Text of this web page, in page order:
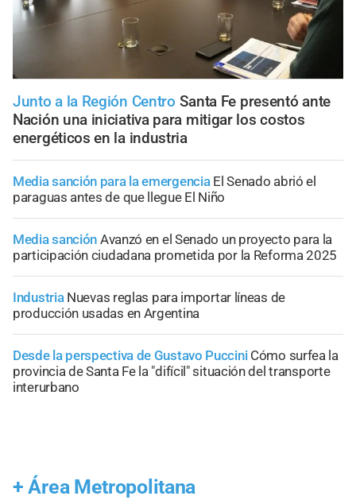
Junto a la Región Centro Santa Fe presentó ante
Nación una iniciativa para mitigar los costos
energéticos en la industria
Media sanción para la emergencia El Senado abrió el
paraguas antes de que llegue El Niño
Media sanción Avanzó en el Senado un proyecto para la
participación ciudadana prometida por la Reforma 2025
Industria Nuevas reglas para importar líneas de
producción usadas en Argentina
Desde la perspectiva de Gustavo Puccini Cómo surfea la
provincia de Santa Fe la "difícil" situación del transporte
interurbano
+ Área Metropolitana